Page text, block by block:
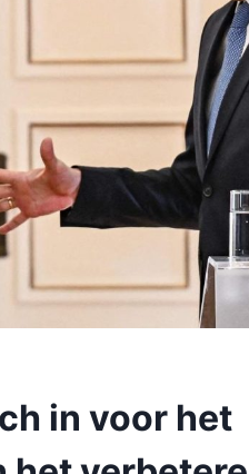
in voor het